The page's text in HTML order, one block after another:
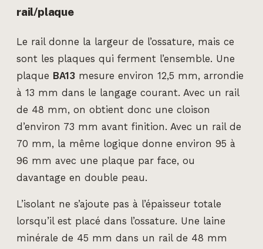
rail/plaque
Le rail donne la largeur de l’ossature, mais ce
sont les plaques qui ferment l’ensemble. Une
plaque BA13 mesure environ 12,5 mm, arrondie
à 13 mm dans le langage courant. Avec un rail
de 48 mm, on obtient donc une cloison
d’environ 73 mm avant finition. Avec un rail de
70 mm, la même logique donne environ 95 à
96 mm avec une plaque par face, ou
davantage en double peau.
L’isolant ne s’ajoute pas à l’épaisseur totale
lorsqu’il est placé dans l’ossature. Une laine
minérale de 45 mm dans un rail de 48 mm